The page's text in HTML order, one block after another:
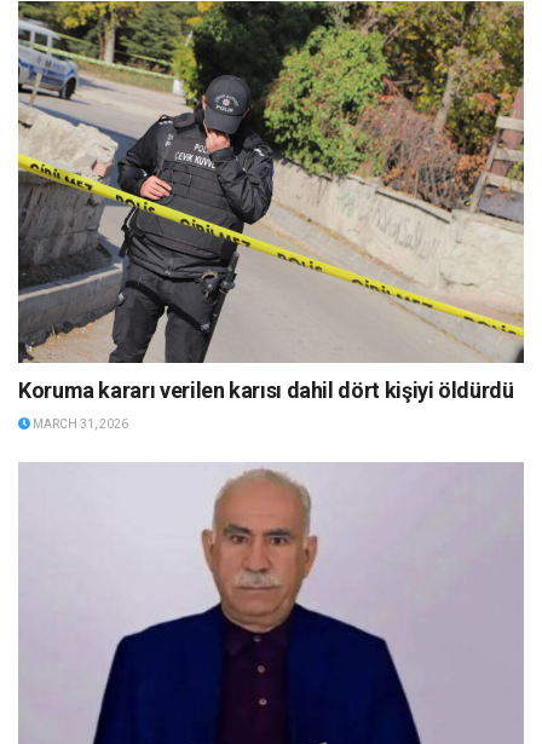
Koruma kararı verilen karısı dahil dört kişiyi öldürdü
MARCH 31, 2026